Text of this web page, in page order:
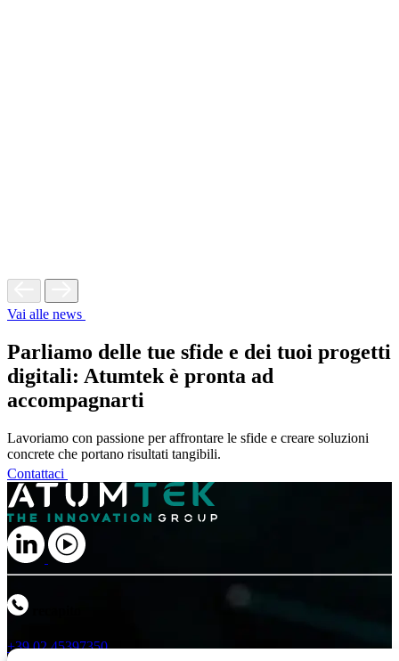
Vai alle news
Parliamo delle tue sfide e dei tuoi progetti
digitali: Atumtek è pronta ad
accompagnarti
Lavoriamo con passione per affrontare le sfide e creare soluzioni
concrete che portano risultati tangibili.
Contattaci
+39 02 45397350